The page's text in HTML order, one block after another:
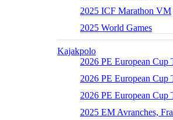
2025 ICF Marathon VM
2025 World Games
Kajakpolo
2026 PE European
2026 PE European
2026 PE European
2025 EM Avranches,